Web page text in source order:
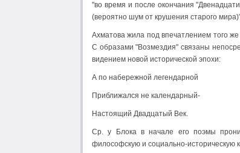
"во время и после окончания
(вероятно шум от крушения старого
Ахматова жила под впечатлением того
С образами "Возмездия" связаны
видением новой исторической эпохи:
А по набережной легендарной
Приближался не календарный-
Настоящий Двадцатый Век.
Ср. у Блока в начале его поэмы
философскую и социально-историческую